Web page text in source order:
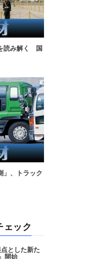
読み解く 国
」、トラック
ェック
とした新た
開始